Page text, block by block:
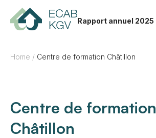
Aller au contenu
Rapport annuel 2025
Home / Centre de formation Châtillon
Centre de formation
Châtillon